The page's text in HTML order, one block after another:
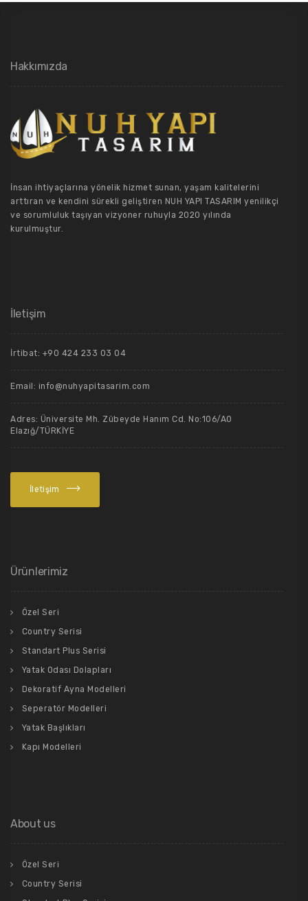
Hakkımızda
İnsan ihtiyaçlarına yönelik hizmet sunan, yaşam kalitelerini
arttıran ve kendini sürekli geliştiren NUH YAPI TASARIM yenilikçi
ve sorumluluk taşıyan vizyoner ruhuyla 2020 yılında
kurulmuştur.
İletişim
İrtibat: +90 424 233 03 04
Email: info@nuhyapitasarim.com
Adres: Üniversite Mh. Zübeyde Hanım Cd. No:106/A0
Elazığ/TÜRKİYE
İletişim
Ürünlerimiz
Özel Seri
Country Serisi
Standart Plus Serisi
Yatak Odası Dolapları
Dekoratif Ayna Modelleri
Seperatör Modelleri
Yatak Başlıkları
Kapı Modelleri
About us
Özel Seri
Country Serisi